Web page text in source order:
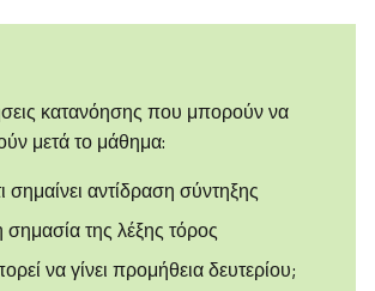
κατανόησης που μπορούν να
μετά το μάθημα:
σημαίνει αντίδραση σύντηξης
σημασία της λέξης τόρος
να γίνει προμήθεια δευτερίου;